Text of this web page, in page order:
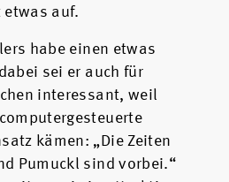
etwas auf.
habe einen etwas
sei er auch für
interessant, weil
kämen: „Die Zeiten
Pumuckl sind vorbei.“